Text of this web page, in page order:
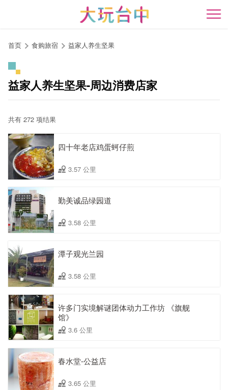
开
首页 食购旅宿 益家人养生坚果
益家人养生坚果-周边消费店家
共有 272 项结果
四十年老店鸡蛋蚵仔煎
3.57 公里
勤美诚品绿园道
3.58 公里
潭子观光兰园
3.58 公里
许多门实境解谜团体动力工作坊 《旗舰
馆》
3.6 公里
春水堂-公益店
3.65 公里